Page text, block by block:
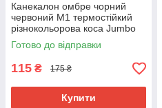
Канекалон омбре чорний
червоний М1 термостійкий
різнокольорова коса Jumbo
довжина 60см вага 100гр для
плетіння
Готово до відправки
115 ₴ 175 ₴
Купити